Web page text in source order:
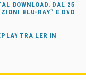
DOWNLOAD. DAL 25
BLU-RAY™ E DVD
TRAILER IN